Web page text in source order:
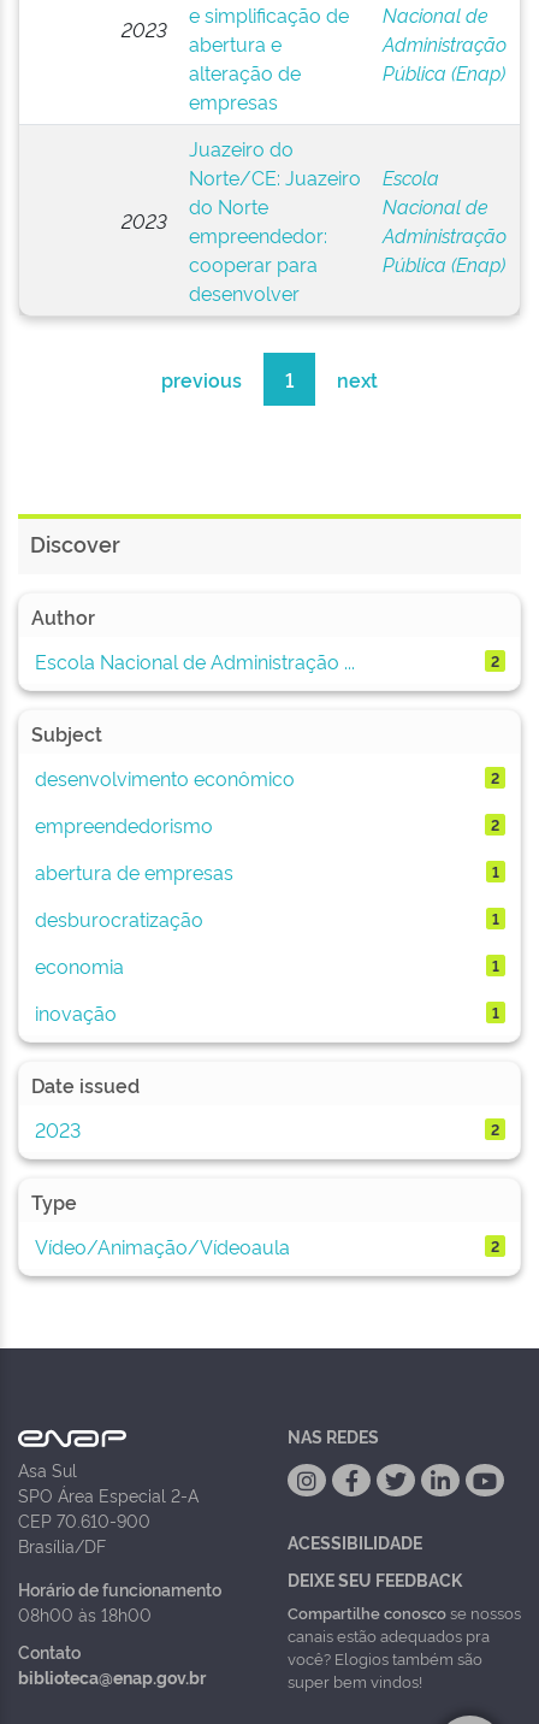
2023
e simplificação de
abertura e
alteração de
empresas
Nacional de
Administração
Pública (Enap)
2023
Juazeiro do
Norte/CE: Juazeiro
do Norte
empreendedor:
cooperar para
desenvolver
Escola
Nacional de
Administração
Pública (Enap)
previous 1 next
Discover
Author
Escola Nacional de Administração ...
2
Subject
desenvolvimento econômico
2
empreendedorismo 2
abertura de empresas 1
desburocratização 1
economia 1
inovação 1
Date issued
2023
2
Type
Vídeo/Animação/Vídeoaula
2
Asa Sul
SPO Área Especial 2-A
CEP 70.610-900
Brasília/DF
Horário de funcionamento
08h00 às 18h00
Contato
biblioteca@enap.gov.br
NAS REDES
ACESSIBILIDADE
DEIXE SEU FEEDBACK
Compartilhe conoscose nossos
canais estão adequados pra
você? Elogios também são
super bem vindos!